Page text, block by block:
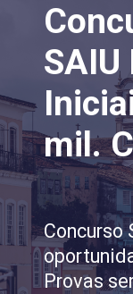
SAIU
mil.
Concurso
Provas